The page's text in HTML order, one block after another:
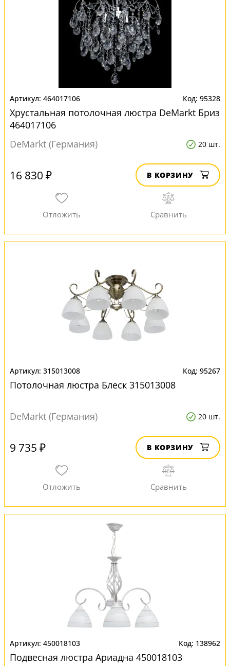
464017106 95328
Хрустальная потолочная люстра DeMarkt Бриз
464017106
DeMarkt (Германия)
20 шт.
16 830 ₽ В КОРЗИНУ
315013008 95267
Потолочная люстра Блеск 315013008
DeMarkt (Германия) 20 шт.
9 735 ₽ В КОРЗИНУ
450018103 138962
Подвесная люстра Ариадна 450018103